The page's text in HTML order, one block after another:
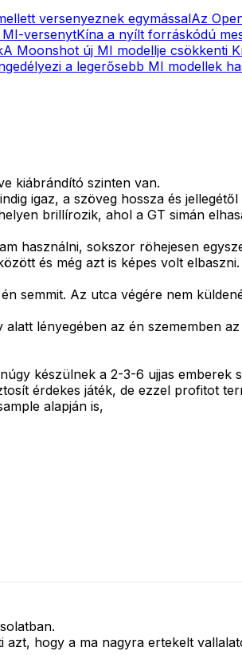
versenyeznek egymássalAz
MI-versenytKína a nyílt forráskódú
A Moonshot új MI modellje csökkenti
a legerősebb MI modellek
kiábrándító szinten van.
igaz, a szöveg hossza és
brillírozik, ahol a GT simán
használni, sokszor röhejesen
és még azt is képes volt elbaszni.
semmit. Az utca végére nem
lényegében az én szememben
készülnek a 2-3-6 ujjas
érdekes játék, de ezzel profitot
alapján is,
hogy a ma nagyra ertekelt